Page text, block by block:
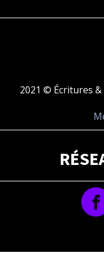
2021 © Écritures